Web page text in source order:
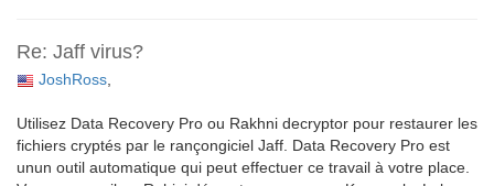
Re: Jaff virus?
JoshRoss,
Utilisez Data Recovery Pro ou Rakhni decryptor pour restaurer les
fichiers cryptés par le rançongiciel Jaff. Data Recovery Pro est
unun outil automatique qui peut effectuer ce travail à votre place.